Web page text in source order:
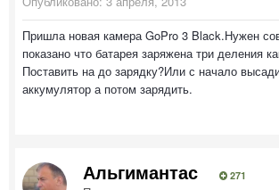
Пришла новая камера GoPro 3 Black.Нужен
показано что батарея заряжена три деления
Поставить на до зарядку?Или с начало
аккумулятор а потом зарядить.
Альгимантас 271